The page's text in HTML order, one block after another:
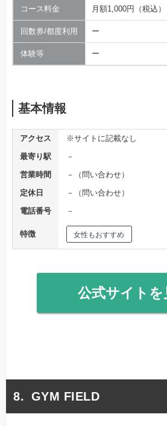
コース料金 月額1,000円（税込）
回数券/都度利用 ー
体験等 ー
基本情報
アクセス
※サイトに記載なし
最寄り駅
－
営業時間
－（問い合わせ）
定休日
－（問い合わせ）
電話番号
－
特徴 女性もおすすめ
公式サイトを
GYM FIELD